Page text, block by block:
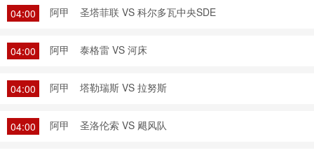
04:00 阿甲 圣塔菲联 VS 科尔多瓦中央SDE
04:00 阿甲 泰格雷 VS 河床
04:00 阿甲 塔勒瑞斯 VS 拉努斯
04:00 阿甲 圣洛伦索 VS 飓风队